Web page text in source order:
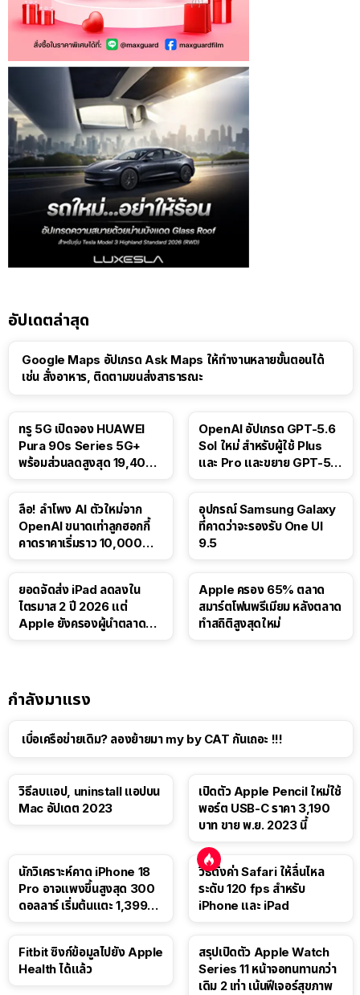
อัปเดตล่าสุด
Google Maps อัปเกรด Ask Maps ให้ทำงานหลายขั้นตอนได้
เช่น สั่งอาหาร, ติดตามขนส่งสาธารณะ
ทรู 5G เปิดจอง HUAWEI
Pura 90s Series 5G+
พร้อมส่วนลดสูงสุด 19,400
OpenAI อัปเกรด GPT-5.6
Sol ใหม่ สำหรับผู้ใช้ Plus
และ Pro และขยาย GPT-5.6
ลือ! ลำโพง AI ตัวใหม่จาก
OpenAI ขนาดเท่าลูกฮอกกี้
คาดราคาเริ่มราว 10,000
อุปกรณ์ Samsung Galaxy
ที่คาดว่าจะรองรับ One UI
9.5
ยอดจัดส่ง iPad ลดลงใน
ไตรมาส 2 ปี 2026 แต่
Apple ยังครองผู้นำตลาด
Apple ครอง 65% ตลาด
สมาร์ตโฟนพรีเมียม หลังตลาด
ทำสถิติสูงสุดใหม่
กำลังมาแรง
เบื่อเครือข่ายเดิม? ลองย้ายมา my by CAT กันเถอะ !!!
วิธีลบแอป, uninstall แอปบน
Mac อัปเดต 2023
เปิดตัว Apple Pencil ใหม่ใช้
พอร์ต USB-C ราคา 3,190
บาท ขาย พ.ย. 2023 นี้
นักวิเคราะห์คาด iPhone 18
Pro อาจแพงขึ้นสูงสุด 300
ดอลลาร์ เริ่มต้นแตะ 1,399
วิธีตั้งค่า Safari ให้ลื่นไหล
ระดับ 120 fps สำหรับ
iPhone และ iPad
Fitbit ซิงก์ข้อมูลไปยัง Apple
Health ได้แล้ว
สรุปเปิดตัว Apple Watch
Series 11 หน้าจอทนทานกว่า
เดิม 2 เท่า เน้นฟีเจอร์สุขภาพ